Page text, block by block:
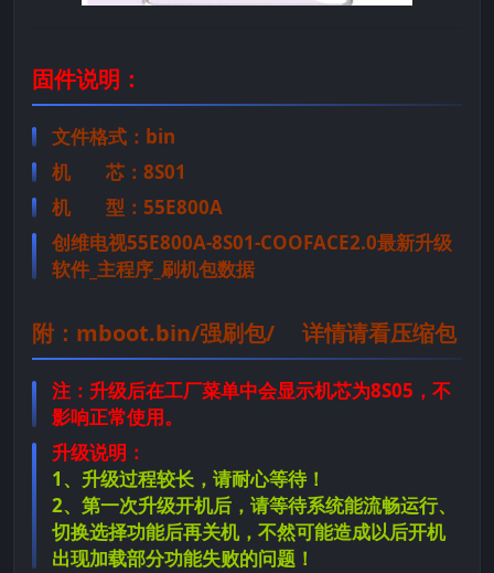
固件说明：
文件格式：bin
机 芯：8S01
机 型：55E800A
创维电视55E800A-8S01-COOFACE2.0最新升级
软件_主程序_刷机包数据
附：mboot.bin/强刷包/ 详情请看压缩包
注：升级后在工厂菜单中会显示机芯为8S05，不
影响正常使用。
升级说明：
1、升级过程较长，请耐心等待！
2、第一次升级开机后，请等待系统能流畅运行、
切换选择功能后再关机，不然可能造成以后开机
出现加载部分功能失败的问题！